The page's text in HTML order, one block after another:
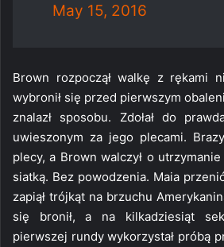
May 15, 2016
Brown rozpoczął walkę z rękami
wybronił się przed pierwszym
znalazł sposobu. Zdołał do
uwieszonym za jego plecami.
plecy, a Brown walczył o
siatką. Bez powodzenia. Maia
zapiął trójkąt na brzuchu
się bronił, a na kilkadziesiąt
pierwszej rundy wykorzystał próbą